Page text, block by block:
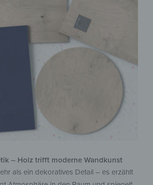
– Holz trifft moderne Wandkunst
als ein dekoratives Detail – es erzählt